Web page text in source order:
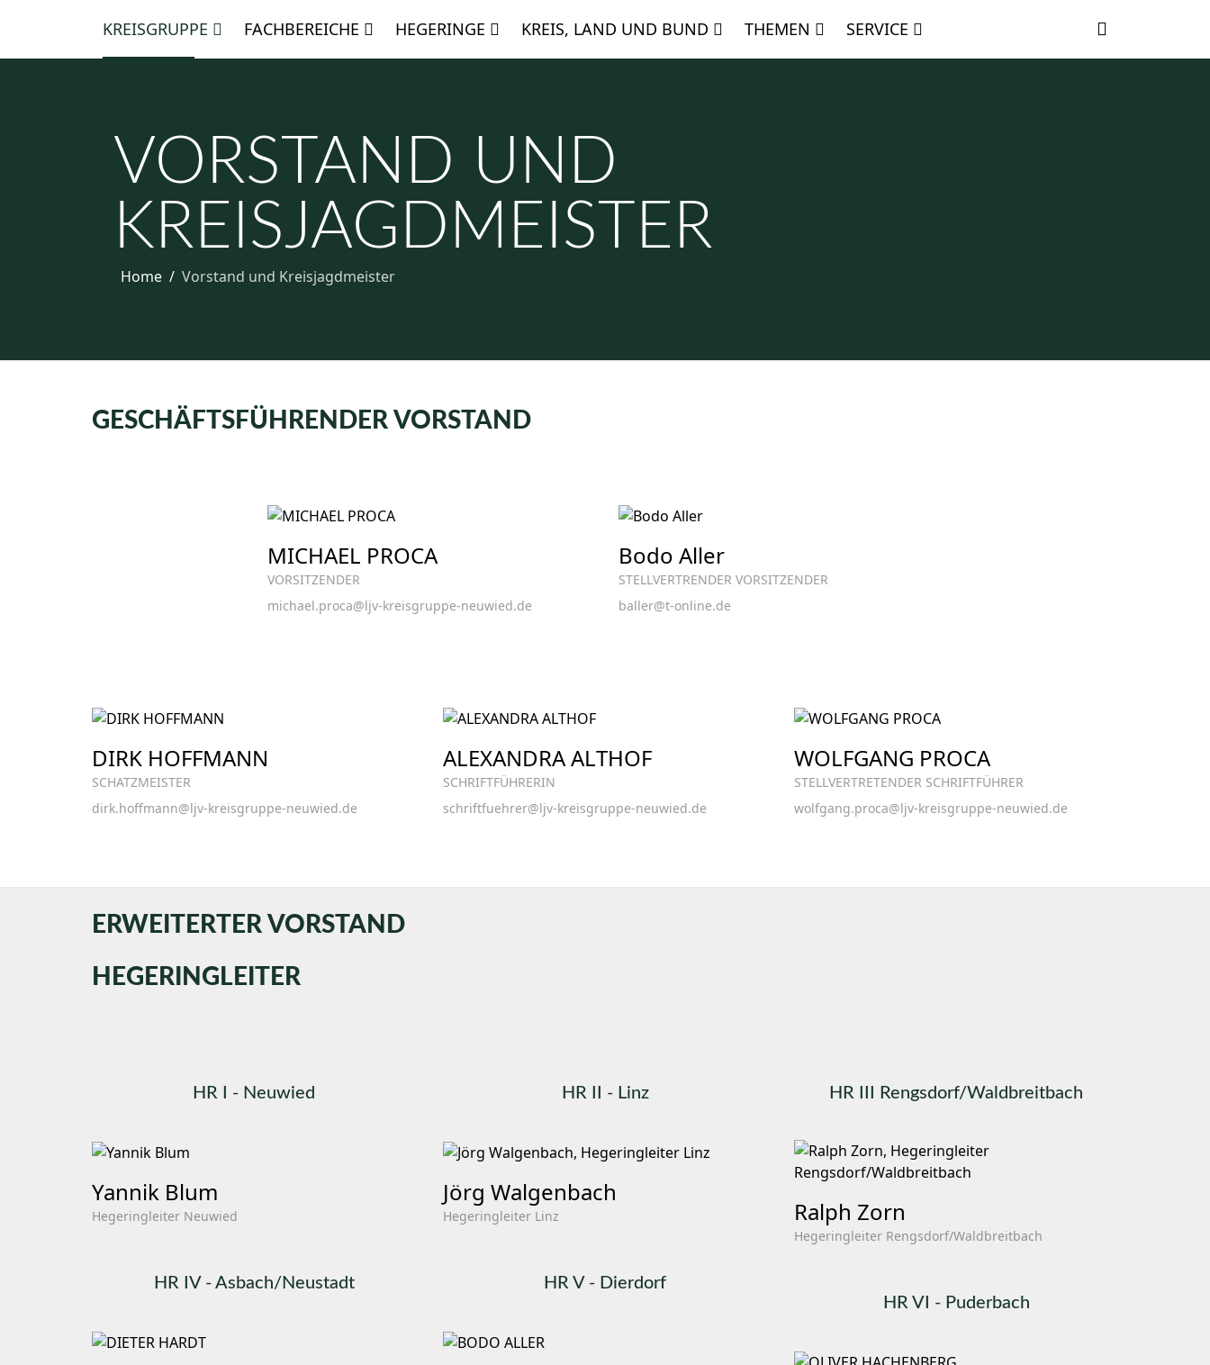
KREISGRUPPE FACHBEREICHE HEGERINGE KREIS, LAND UND BUND THEMEN SERVICE
VORSTAND UND
KREISJAGDMEISTER
Home Vorstand und Kreisjagdmeister
GESCHÄFTSFÜHRENDER VORSTAND
MICHAEL PROCA
VORSITZENDER
michael.proca@ljv-kreisgruppe-neuwied.de
Bodo Aller
STELLVERTRENDER VORSITZENDER
baller@t-online.de
DIRK HOFFMANN
SCHATZMEISTER
dirk.hoffmann@ljv-kreisgruppe-neuwied.de
ALEXANDRA ALTHOF
SCHRIFTFÜHRERIN
schriftfuehrer@ljv-kreisgruppe-neuwied.de
WOLFGANG PROCA
STELLVERTRETENDER SCHRIFTFÜHRER
wolfgang.proca@ljv-kreisgruppe-neuwied.de
ERWEITERTER VORSTAND
HEGERINGLEITER
HR I - Neuwied
Yannik Blum
Hegeringleiter Neuwied
HR IV - Asbach/Neustadt
HR II - Linz
Jörg Walgenbach
Hegeringleiter Linz
HR V - Dierdorf
HR III Rengsdorf/Waldbreitbach
Ralph Zorn
Hegeringleiter Rengsdorf/Waldbreitbach
HR VI - Puderbach